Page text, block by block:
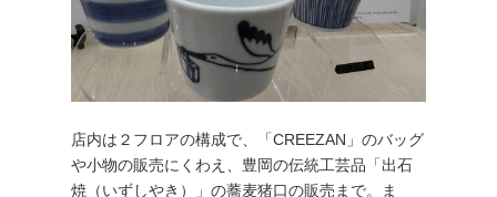
店内は２フロアの構成で、「CREEZAN」のバッグ
や小物の販売にくわえ、豊岡の伝統工芸品「出石
焼（いずしやき）」の蕎麦猪口の販売まで。ま